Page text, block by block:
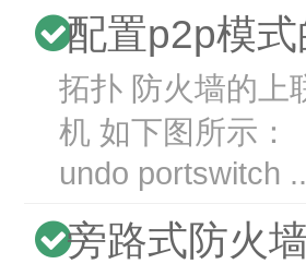
配置p2p模式
拓扑 防火墙的上
机 如下图所示：
undo portswitch ..
旁路式防火